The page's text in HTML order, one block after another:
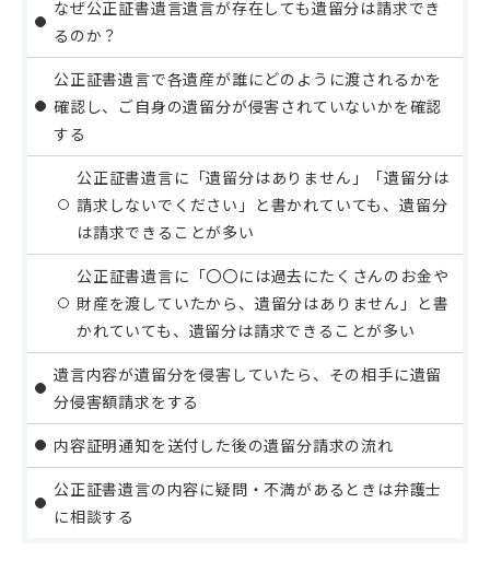
なぜ公正証書遺言遺言が存在しても遺留分は請求でき
るのか？
公正証書遺言で各遺産が誰にどのように渡されるかを
確認し、ご自身の遺留分が侵害されていないかを確認
する
公正証書遺言に「遺留分はありません」「遺留分は
請求しないでください」と書かれていても、遺留分
は請求できることが多い
公正証書遺言に「〇〇には過去にたくさんのお金や
財産を渡していたから、遺留分はありません」と書
かれていても、遺留分は請求できることが多い
遺言内容が遺留分を侵害していたら、その相手に遺留
分侵害額請求をする
内容証明通知を送付した後の遺留分請求の流れ
公正証書遺言の内容に疑問・不満があるときは弁護士
に相談する